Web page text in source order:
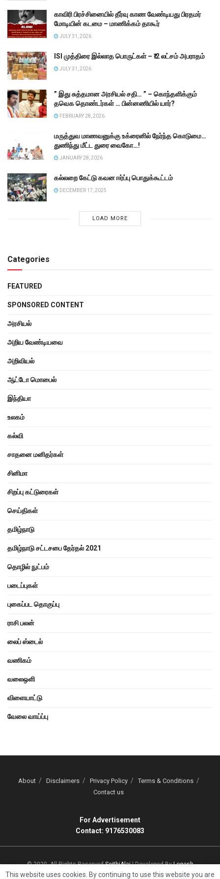
காவிரி பிரச்சினையில் தீர்வு காண வேண்டியது பிரதமர்
மோடியின் கடமை – மாணிக்கம் தாகூர்
JULY 31, 2026
ISI முத்திரை இல்லாத பொருட்கள் – ₹.2 லட்சம் அபராதம்
JULY 31, 2026
” இது சுத்தமான அரசியல் சதி… ” – கொந்தளிக்கும்
தவெக தொண்டர்கள் … பின்னணியில் யார்?
FEBRUARY 28, 2026
மருத்துவ மாணவனுக்கு உக்ரைனில் நேர்ந்த கொடுமை…
துணிந்து மீட்ட துரை வைகோ…!
JANUARY 28, 2026
கல்லறை கேட்டு கவன ஈர்ப்பு பொதுக்கூட்டம்
DECEMBER 17, 2025
LOAD MORE
Categories
FEATURED
SPONSORED CONTENT
அரசியல்
அறிய வேண்டியவை
அறிவியல்
ஆட்டோ மொபைல்
இந்தியா
உலகம்
கல்வி
சாதனை மனிதர்கள்
சினிமா
சிறப்பு கட்டுரைகள்
செய்திகள்
தமிழ்நாடு
தமிழ்நாடு சட்டசபை தேர்தல் 2021
தொழில் நுட்பம்
படைப்புகள்
புகைப்பட தொகுப்பு
ராசி பலன்
லைப் ஸ்டைல்
வணிகம்
வலைஒளி
விளையாட்டு
வேலை வாய்ப்பு
About Disclaimers Privacy Policy
Terms & Conditions
Contact us
For Advertisement
Contact: 9176530083
© 2020, All Rights ReservedSeithiAlai| Developed ByLogesh
This website uses cookies. By continuing to use this website you are